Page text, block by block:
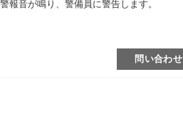
報音が鳴り、警備員に警告します。
問い合わせ